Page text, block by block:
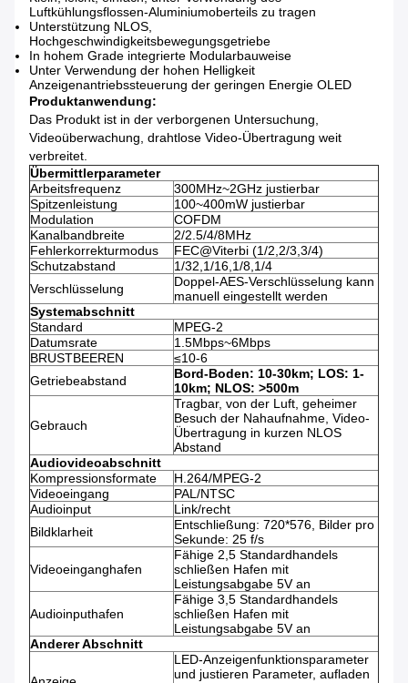
Luftkühlungsflossen-Aluminiumoberteils zu tragen
Unterstützung NLOS,
Hochgeschwindigkeitsbewegungsgetriebe
In hohem Grade integrierte Modularbauweise
Unter Verwendung der hohen Helligkeit
Anzeigenantriebssteuerung der geringen Energie OLED
Produktanwendung:
Das Produkt ist in der verborgenen Untersuchung,
Videoüberwachung, drahtlose Video-Übertragung weit
verbreitet.
Übermittlerparameter
Arbeitsfrequenz
300MHz~2GHz justierbar
Spitzenleistung
100~400mW justierbar
Modulation
COFDM
Kanalbandbreite
2/2.5/4/8MHz
Fehlerkorrekturmodus
FEC@Viterbi (1/2,2/3,3/4)
Schutzabstand
1/32,1/16,1/8,1/4
Verschlüsselung
Doppel-AES-Verschlüsselung kann
manuell eingestellt werden
Systemabschnitt
Standard
MPEG-2
Datumsrate
1.5Mbps~6Mbps
BRUSTBEEREN
≤10-6
Getriebeabstand
Bord-Boden: 10-30km; LOS: 1-
10km; NLOS: >500m
Gebrauch
Tragbar, von der Luft, geheimer
Besuch der Nahaufnahme, Video-
Übertragung in kurzen NLOS
Abstand
Audiovideoabschnitt
Kompressionsformate
H.264/MPEG-2
Videoeingang
PAL/NTSC
Audioinput
Link/recht
Bildklarheit
Entschließung: 720*576, Bilder pro
Sekunde: 25 f/s
Videoeinganghafen
Fähige 2,5 Standardhandels
schließen Hafen mit
Leistungsabgabe 5V an
Audioinputhafen
Fähige 3,5 Standardhandels
schließen Hafen mit
Leistungsabgabe 5V an
Anderer Abschnitt
LED-Anzeigenfunktionsparameter
und justieren Parameter, aufladen